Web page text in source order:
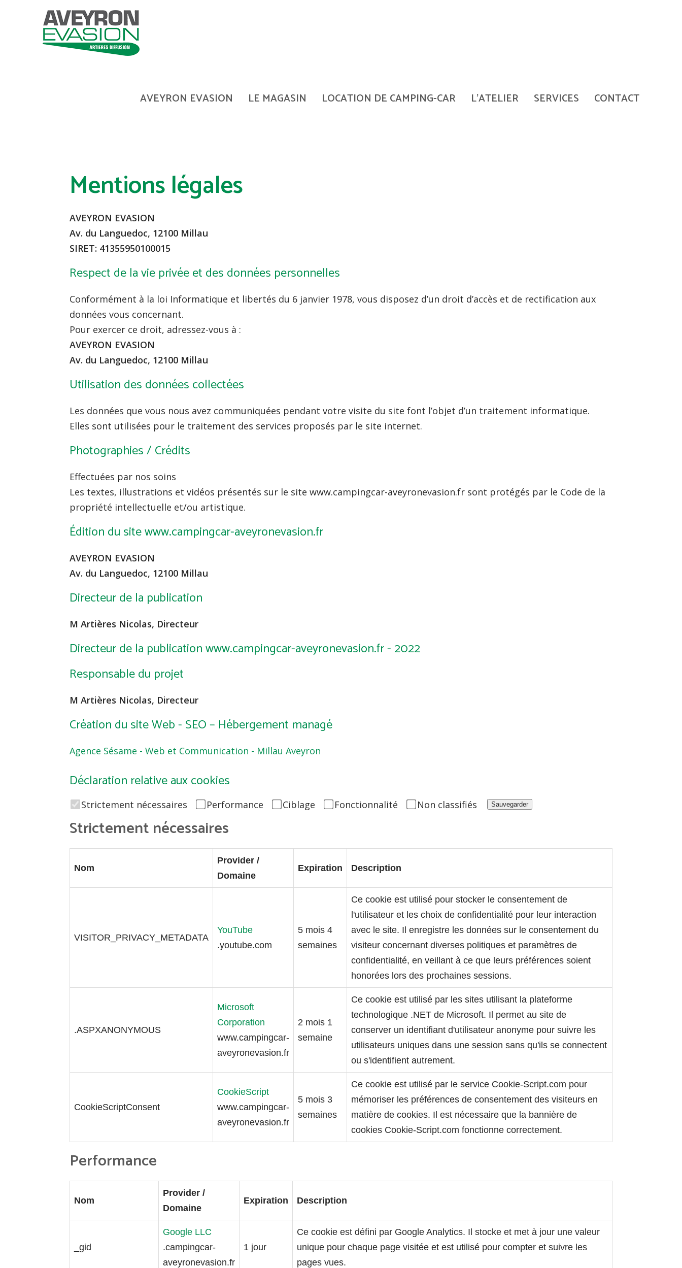
AVEYRON EVASION LE MAGASIN LOCATION DE CAMPING-CAR L'ATELIER SERVICES CONTACT
Mentions légales
AVEYRON EVASION
Av. du Languedoc, 12100 Millau
SIRET: 41355950100015
Respect de la vie privée et des données personnelles
Conformément à la loi Informatique et libertés du 6 janvier 1978, vous disposez d’un droit d’accès et de rectification aux
données vous concernant.
Pour exercer ce droit, adressez-vous à :
AVEYRON EVASION
Av. du Languedoc, 12100 Millau
Utilisation des données collectées
Les données que vous nous avez communiquées pendant votre visite du site font l’objet d’un traitement informatique.
Elles sont utilisées pour le traitement des services proposés par le site internet.
Photographies / Crédits
Effectuées par nos soins
Les textes, illustrations et vidéos présentés sur le site www.campingcar-aveyronevasion.fr sont protégés par le Code de la
propriété intellectuelle et/ou artistique.
Édition du site www.campingcar-aveyronevasion.fr
AVEYRON EVASION
Av. du Languedoc, 12100 Millau
Directeur de la publication
M Artières Nicolas, Directeur
Directeur de la publication www.campingcar-aveyronevasion.fr - 2022
Responsable du projet
M Artières Nicolas, Directeur
Création du site Web - SEO – Hébergement managé
Agence Sésame - Web et Communication - Millau Aveyron
Déclaration relative aux cookies
Strictement nécessaires Performance Ciblage Fonctionnalité Non classifiés Sauvegarder
Strictement nécessaires
Nom
Provider /
Domaine
Expiration Description
VISITOR_PRIVACY_METADATA
YouTube
.youtube.com
5 mois 4
semaines
Ce cookie est utilisé pour stocker le consentement de
l'utilisateur et les choix de confidentialité pour leur interaction
avec le site. Il enregistre les données sur le consentement du
visiteur concernant diverses politiques et paramètres de
confidentialité, en veillant à ce que leurs préférences soient
honorées lors des prochaines sessions.
.ASPXANONYMOUS
Microsoft
Corporation
www.campingcar-
aveyronevasion.fr
2 mois 1
semaine
Ce cookie est utilisé par les sites utilisant la plateforme
technologique .NET de Microsoft. Il permet au site de
conserver un identifiant d'utilisateur anonyme pour suivre les
utilisateurs uniques dans une session sans qu'ils se connectent
ou s'identifient autrement.
CookieScriptConsent
CookieScript
www.campingcar-
aveyronevasion.fr
5 mois 3
semaines
Ce cookie est utilisé par le service Cookie-Script.com pour
mémoriser les préférences de consentement des visiteurs en
matière de cookies. Il est nécessaire que la bannière de
cookies Cookie-Script.com fonctionne correctement.
Performance
Nom
Provider /
Domaine
Expiration Description
_gid
Google LLC
.campingcar-
aveyronevasion.fr
1 jour
Ce cookie est défini par Google Analytics. Il stocke et met à jour une valeur
unique pour chaque page visitée et est utilisé pour compter et suivre les
pages vues.